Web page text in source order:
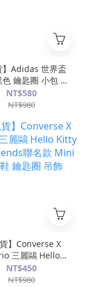
】Adidas 世界盃
色 鑰匙圈 小包 耳
包 零錢包 吊飾
KU8091
NT$580
NT$980
貨】Converse X
三麗鷗 Hello
Friends聯名
帆布鞋 鑰匙圈 吊
NT$450
NT$980